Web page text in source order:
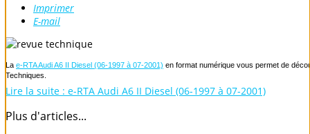
Imprimer
E-mail
La e-RTA Audi A6 II Diesel (06-1997 à 07-2001) en format numérique vous permet de
Techniques.
Lire la suite : e-RTA Audi A6 II Diesel (06-1997 à 07-2001)
Plus d'articles...